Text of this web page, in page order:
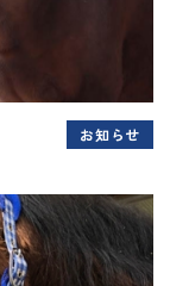
お知らせ